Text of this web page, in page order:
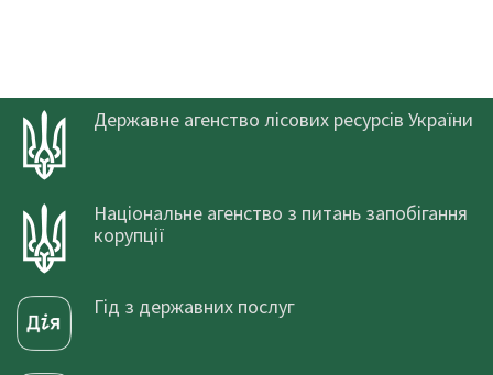
Державне агенство лісових ресурсів України
Національне агенство з питань запобігання
корупції
Гід з державних послуг